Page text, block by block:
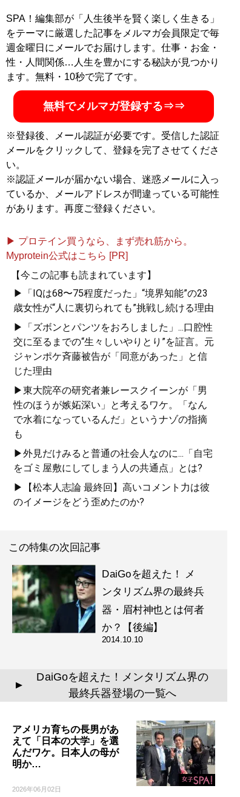
SPA！編集部が「人生後半を賢く楽しく生きる」
をテーマに厳選した記事をメルマガ会員限定で毎
週金曜日にメールでお届けします。仕事・お金・
性・人間関係…人生を豊かにする秘訣が見つかり
ます。無料・10秒で完了です。
無料でメルマガ登録する⇒⇒
※登録後、メール認証が必要です。受信した認証
メールをクリックして、登録を完了させてくださ
い。
※認証メールが届かない場合、迷惑メールに入っ
ているか、メールアドレスが間違っている可能性
があります。再度ご登録ください。
▶ プロテイン買うなら、まず売れ筋から。
Myprotein公式はこちら [PR]
【今この記事も読まれています】
▶「IQは68〜75程度だった」“境界知能”の23
歳女性が“人に裏切られても”挑戦し続ける理由
▶「ズボンとパンツをおろしました」...口腔性
交に至るまでの“生々しいやりとり”を証言。元
ジャンポケ斉藤被告が「同意があった」と信
じた理由
▶東大院卒の研究者兼レースクイーンが「男
性のほうが嫉妬深い」と考えるワケ。「なん
で水着になっているんだ」というナゾの指摘
も
▶外見だけみると普通の社会人なのに...「自宅
をゴミ屋敷にしてしまう人の共通点」とは?
▶【松本人志論 最終回】高いコメント力は彼
のイメージをどう歪めたのか?
この特集の次回記事
DaiGoを超えた！ メ
ンタリズム界の最終兵
器・眉村神也とは何者
か？【後編】
2014.10.10
▲
DaiGoを超えた！メンタリズム界の
最終兵器登場の一覧へ
アメリカ育ちの長男があ
えて「日本の大学」を選
んだワケ。日本人の母が
明か…
2026年06月02日